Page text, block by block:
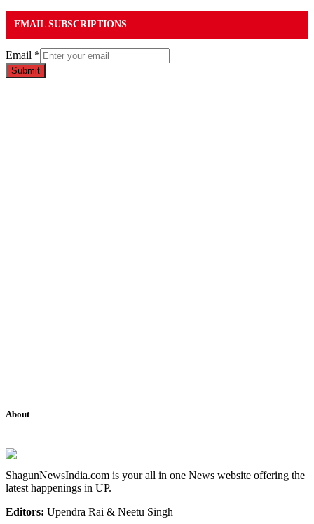
EMAIL SUBSCRIPTIONS
Email *
Submit
About
ShagunNewsIndia.com is your all in one News website offering the
latest happenings in UP.
Editors: Upendra Rai & Neetu Singh